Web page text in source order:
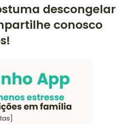
descongelar
conosco